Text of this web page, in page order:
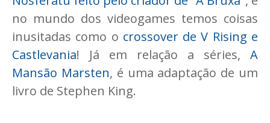
no mundo dos videogames temos coisas
inusitadas como o crossover de V Rising e
Castlevania! Já em relação a séries, A
Mansão Marsten, é uma adaptação de um
livro de Stephen King.